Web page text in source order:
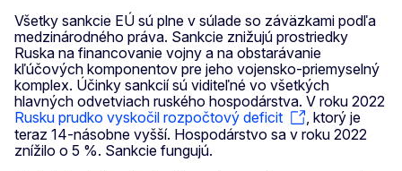
Všetky sankcie EÚ sú plne v súlade so záväzkami podľa
medzinárodného práva. Sankcie znižujú prostriedky
Ruska na financovanie vojny a na obstarávanie
kľúčových komponentov pre jeho vojensko-priemyselný
komplex. Účinky sankcií sú viditeľné vo všetkých
hlavných odvetviach ruského hospodárstva. V roku 2022
Rusku prudko vyskočil rozpočtový deficit
, ktorý je
teraz 14-násobne vyšší. Hospodárstvo sa v roku 2022
znížilo o 5 %. Sankcie fungujú.